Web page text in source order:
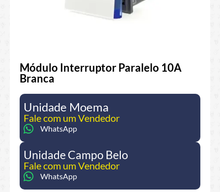
Módulo Interruptor Paralelo 10A
Branca
Unidade Moema
Fale com um Vendedor
WhatsApp
Unidade Campo Belo
Fale com um Vendedor
WhatsApp